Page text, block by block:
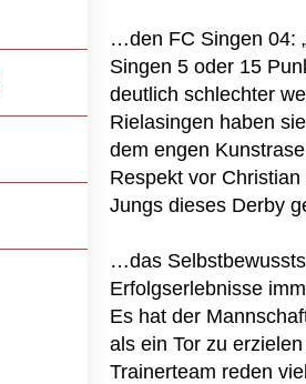
…den FC Singen 04:
Singen 5 oder 15
deutlich schlechter
Rielasingen haben
dem engen
Respekt vor
Jungs dieses Derby
…das
Erfolgserlebnisse
Es hat der
als ein Tor zu
Trainerteam reden